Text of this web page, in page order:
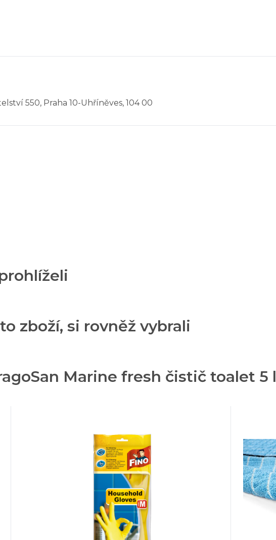
550, Praha 10-Uhříněves, 104 00
zboží, si rovněž vybrali
Marine fresh čistič toalet 5 l